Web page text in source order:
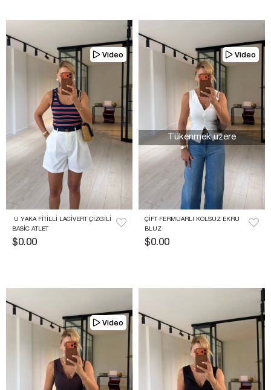
BASIC ATLET
$0.00
Video
ÇIFT FERMUARLI KOLSUZ EKRU
BLUZ
$0.00
Tükenmek üzere
Video
Video